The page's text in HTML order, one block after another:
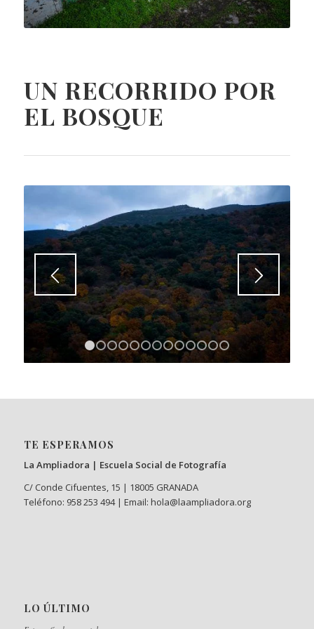
UN RECORRIDO POR
EL BOSQUE
1 2 3 4 5 6 7 8
TE ESPERAMOS
La Ampliadora | Escuela Social de Fotografía
C/ Conde Cifuentes, 15 | 18005 GRANADA
Teléfono: 958 253 494 | Email: hola@laampliadora.org
LO ÚLTIMO